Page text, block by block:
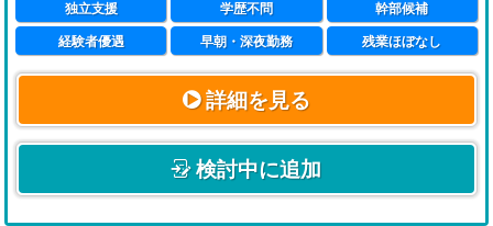
独立支援 学歴不問 幹部候補
経験者優遇 早朝・深夜勤務 残業ほぼなし
詳細を見る
検討中に追加